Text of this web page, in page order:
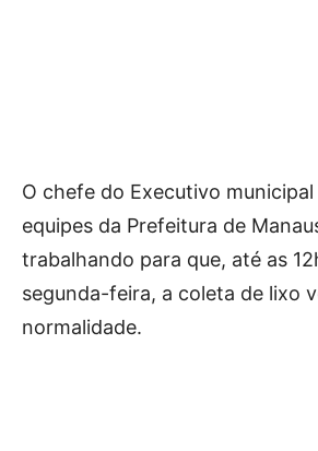
O chefe do Executivo
equipes da Prefeitura de
trabalhando para que, até as
segunda-feira, a coleta de lixo
normalidade.